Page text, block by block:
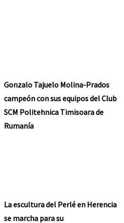
Gonzalo Tajuelo Molina-Prados
campeón con sus equipos del Club
SCM Politehnica Timisoara de
Rumanía
La escultura del Perlé en Herencia
se marcha para su